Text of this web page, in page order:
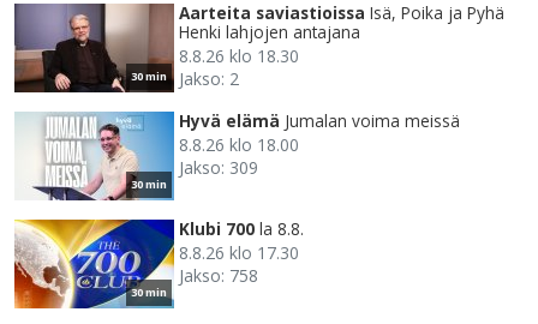
30 min
Aarteita saviastioissa Isä, Poika ja Pyhä
Henki lahjojen antajana
8.8.26 klo 18.30
Jakso: 2
30 min
Hyvä elämä Jumalan voima meissä
8.8.26 klo 18.00
Jakso: 309
30 min
Klubi 700 la 8.8.
8.8.26 klo 17.30
Jakso: 758